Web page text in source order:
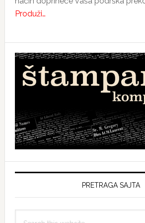
Produži…
PRETRAGA SAJTA